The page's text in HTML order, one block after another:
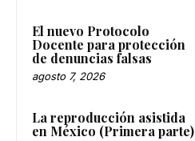
El nuevo Protocolo
Docente para protección
de denuncias falsas
agosto 7, 2026
La reproducción asistida
en México (Primera parte)